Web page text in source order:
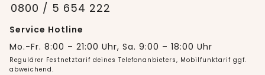
0800 / 5 654 222
Service Hotline
Mo.-Fr. 8:00 – 21:00 Uhr, Sa. 9:00 – 18:00 Uhr
Regulärer Festnetztarif deines Telefonanbieters, Mobilfunktarif ggf.
abweichend.